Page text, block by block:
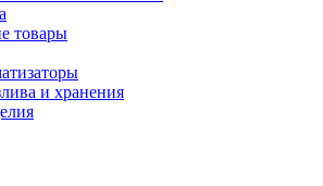
товары
и хранения